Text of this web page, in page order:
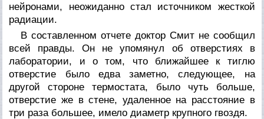
нейронами, неожиданно стал источником жесткой
радиации.
В составленном отчете доктор Смит не сообщил
всей правды. Он не упомянул об отверстиях в
лаборатории, и о том, что ближайшее к тиглю
отверстие было едва заметно, следующее, на
другой стороне термостата, было чуть больше,
отверстие же в стене, удаленное на расстояние в
три раза большее, имело диаметр крупного гвоздя.